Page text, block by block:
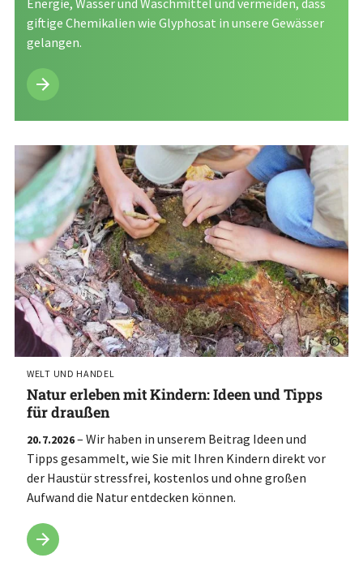
giftige Chemikalien wie Glyphosat in unsere Gewässer
gelangen.
©
Natur erleben mit Kindern: Ideen und Tipps
für draußen
WELT UND HANDEL
20.7.2026– Wir haben in unserem Beitrag Ideen und
Tipps gesammelt, wie Sie mit Ihren Kindern direkt vor
der Haustür stressfrei, kostenlos und ohne großen
Aufwand die Natur entdecken können.